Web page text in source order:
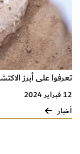
تعرفوا على أبرز
12 فبراير 2024
أخبار